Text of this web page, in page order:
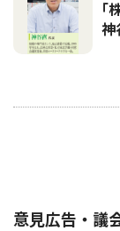
｢
神
意見広告・議